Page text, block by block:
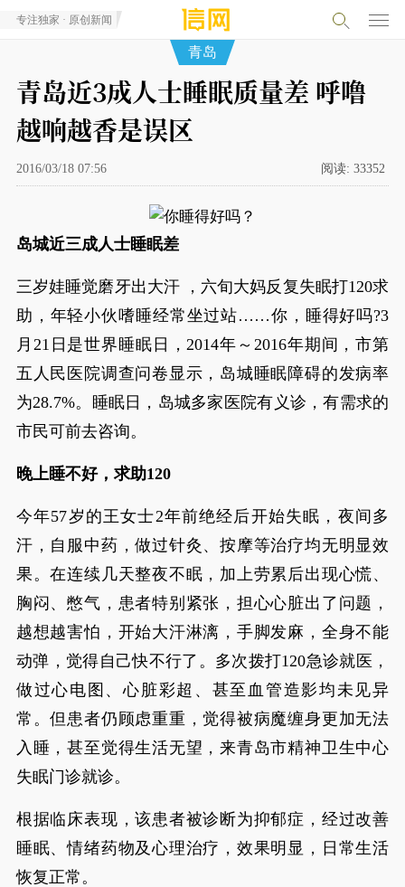
专注独家 · 原创新闻
青岛
青岛近3成人士睡眠质量差 呼噜
越响越香是误区
2016/03/18 07:56 阅读: 33352
岛城近三成人士睡眠差
三岁娃睡觉磨牙出大汗 ，六旬大妈反复失眠打120求
助，年轻小伙嗜睡经常坐过站……你，睡得好吗?3
月21日是世界睡眠日，2014年～2016年期间，市第
五人民医院调查问卷显示，岛城睡眠障碍的发病率
为28.7%。睡眠日，岛城多家医院有义诊，有需求的
市民可前去咨询。
晚上睡不好，求助120
今年57岁的王女士2年前绝经后开始失眠，夜间多
汗，自服中药，做过针灸、按摩等治疗均无明显效
果。在连续几天整夜不眠，加上劳累后出现心慌、
胸闷、憋气，患者特别紧张，担心心脏出了问题，
越想越害怕，开始大汗淋漓，手脚发麻，全身不能
动弹，觉得自己快不行了。多次拨打120急诊就医，
做过心电图、心脏彩超、甚至血管造影均未见异
常。但患者仍顾虑重重，觉得被病魔缠身更加无法
入睡，甚至觉得生活无望，来青岛市精神卫生中心
失眠门诊就诊。
根据临床表现，该患者被诊断为抑郁症，经过改善
睡眠、情绪药物及心理治疗，效果明显，日常生活
恢复正常。